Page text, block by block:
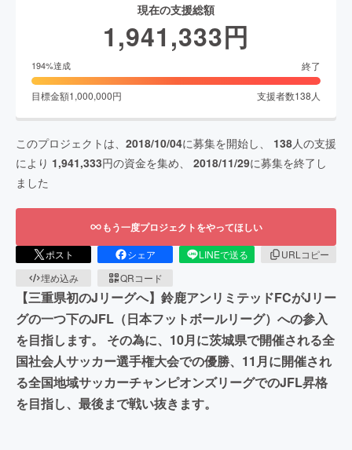
現在の支援総額
1,941,333円
194%達成 終了
目標金額1,000,000円 支援者数138 人
このプロジェクトは、 2018/10/04に募集を開始し、 138人の支援
により 1,941,333円の資金を集め、 2018/11/29に募集を終了し
ました
もう一度プロジェクトをやってほしい
ポスト シェア LINEで送る
URLコピー
埋め込み
QRコード
【三重県初のJリーグへ】鈴鹿アンリミテッドFCがJリー
グの一つ下のJFL（日本フットボールリーグ）への参入
を目指します。 その為に、10月に茨城県で開催される全
国社会人サッカー選手権大会での優勝、11月に開催され
る全国地域サッカーチャンピオンズリーグでのJFL昇格
を目指し、最後まで戦い抜きます。